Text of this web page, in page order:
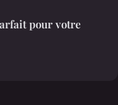
pour votre